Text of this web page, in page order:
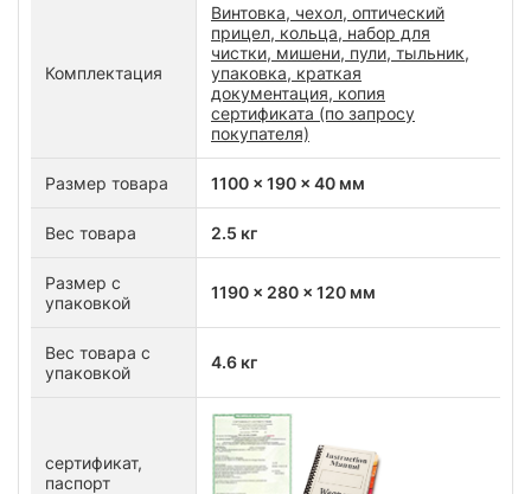
Комплектация
Винтовка, чехол, оптический
прицел, кольца, набор для
чистки, мишени, пули, тыльник,
упаковка, краткая
документация, копия
сертификата (по запросу
покупателя)
Размер товара 1100 x 190 x 40 мм
Вес товара 2.5 кг
Размер с
упаковкой
1190 x 280 x 120 мм
Вес товара с
упаковкой
4.6 кг
сертификат,
паспорт